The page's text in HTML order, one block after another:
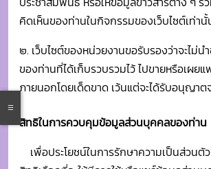
สิทธิในการควบคุมข้อมูลส่วนบุคคลของท่าน
สิทธิเลือกที่จะให้มีการใช้หรือแชร์ข้อมูลส่วน
อาจเลือกที่จะไม่รับข้อมูลหรือสื่อทางการตลาด
ของหน่วยงานก็ได้ โดยสามารถกรอกความจ
เว็บไซต์ของหน่วยงานทราบผ่านแบบฟอร์มบน
การรักษาความปลอดภัยสำหรับข้อมูลส่วนบุ